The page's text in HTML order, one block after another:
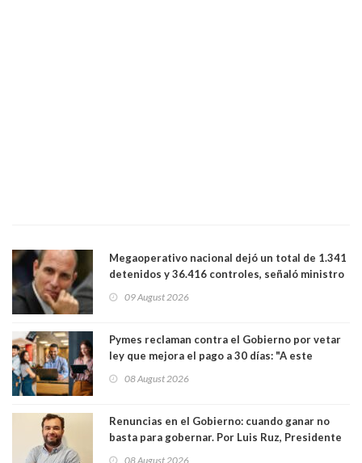
Megaoperativo nacional dejó un total de 1.341
detenidos y 36.416 controles, señaló ministro
09 August 2026
Pymes reclaman contra el Gobierno por vetar
ley que mejora el pago a 30 días: "A este
medianas empresas"
08 August 2026
Renuncias en el Gobierno: cuando ganar no
basta para gobernar. Por Luis Ruz, Presidente
08 August 2026